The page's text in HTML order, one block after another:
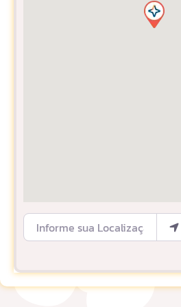
Informe sua Localização